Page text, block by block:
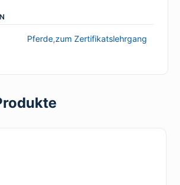
Pferde,zum Zertifikatslehrgang